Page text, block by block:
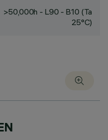
>50,000h - L90 - B10 (Ta
25°C)